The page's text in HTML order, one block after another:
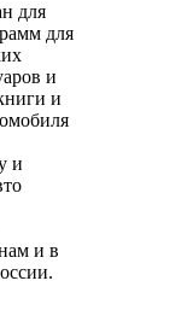
для
для
и
и
и
и в